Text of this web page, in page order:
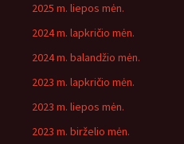
2025 m. liepos mėn.
2024 m. lapkričio mėn.
2024 m. balandžio mėn.
2023 m. lapkričio mėn.
2023 m. liepos mėn.
2023 m. birželio mėn.